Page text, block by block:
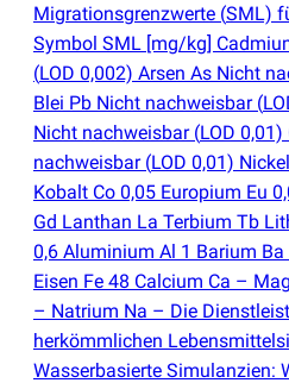
Migrationsgrenzwerte (SML)
Symbol SML [mg/kg]
(LOD 0,002) Arsen As Nicht
Blei Pb Nicht nachweisbar (
Nicht nachweisbar (LOD
nachweisbar (LOD 0,01)
Kobalt Co 0,05 Europium Eu
Gd Lanthan La Terbium Tb
0,6 Aluminium Al 1 Barium
Eisen Fe 48 Calcium Ca –
– Natrium Na – Die
herkömmlichen
Wasserbasierte Simulanzien: